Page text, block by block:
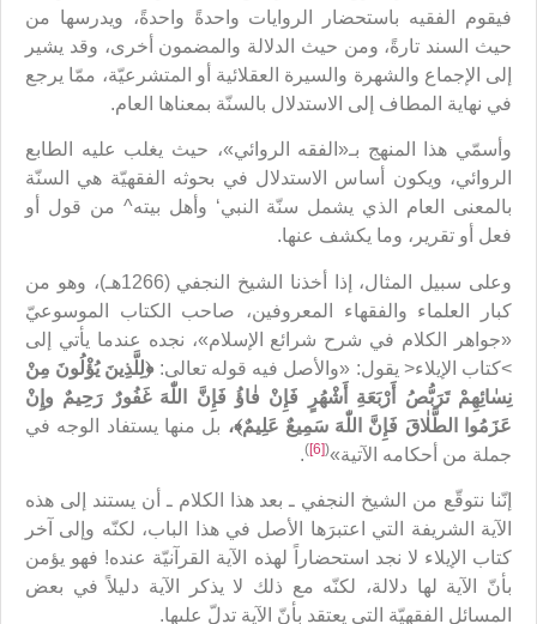
فيقوم الفقيه باستحضار الروايات واحدةً واحدةً، ويدرسها من
حيث السند تارةً، ومن حيث الدلالة والمضمون أخرى، وقد يشير
إلى الإجماع والشهرة والسيرة العقلائية أو المتشرعيّة، ممّا يرجع
في نهاية المطاف إلى الاستدلال بالسنّة بمعناها العام.
وأسمّي هذا المنهج بـ«الفقه الروائي»، حيث يغلب عليه الطابع
الروائي، ويكون أساس الاستدلال في بحوثه الفقهيّة هي السنّة
بالمعنى العام الذي يشمل سنّة النبي‘ وأهل بيته^ من قول أو
فعل أو تقرير، وما يكشف عنها.
وعلى سبيل المثال، إذا أخذنا الشيخ النجفي (1266هـ)، وهو من
كبار العلماء والفقهاء المعروفين، صاحب الكتاب الموسوعيّ
«جواهر الكلام في شرح شرائع الإسلام»، نجده عندما يأتي إلى
>كتاب الإيلاء< يقول: «والأصل فيه قوله تعالى:﴿لِلَّذِينَ يُؤْلُونَ مِنْ
نِسٰائِهِمْ تَرَبُّصُ أَرْبَعَةِ أَشْهُرٍ فَإِنْ فٰاؤُ فَإِنَّ اللّٰهَ غَفُورٌ رَحِيمٌ وإِنْ
عَزَمُوا الطَّلٰاقَ فَإِنَّ اللّٰهَ سَمِيعٌ عَلِيمٌ﴾، بل منها يستفاد الوجه في
جملة من أحكامه الآتية»(
[6]
)
.
إنّنا نتوقّع من الشيخ النجفي ـ بعد هذا الكلام ـ أن يستند إلى هذه
الآية الشريفة التي اعتبرَها الأصل في هذا الباب، لكنّه وإلى آخر
كتاب الإيلاء لا نجد استحضاراً لهذه الآية القرآنيّة عنده! فهو يؤمن
بأنّ الآية لها دلالة، لكنّه مع ذلك لا يذكر الآية دليلاً في بعض
المسائل الفقهيّة التي يعتقد بأنّ الآية تدلّ علىها.